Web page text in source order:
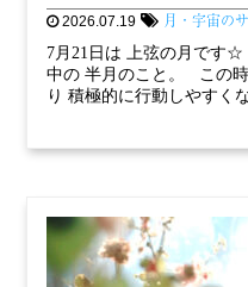
2026.07.19 月・宇宙の
7月21日は 上弦の月です
中の 半月のこと。 この
り 積極的に行動しやすく